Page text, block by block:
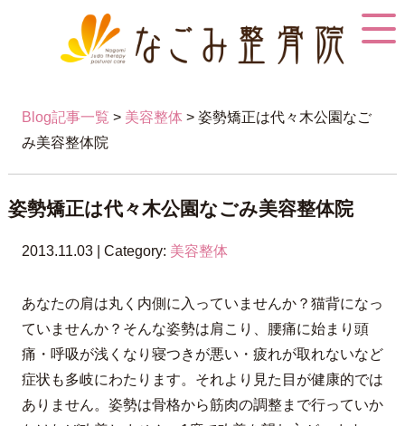
Blog記事一覧 > 美容整体> 姿勢矯正は代々木公園なご
み美容整体院
姿勢矯正は代々木公園なごみ美容整体院
2013.11.03 | Category: 美容整体
あなたの肩は丸く内側に入っていませんか？猫背になっ
ていませんか？そんな姿勢は肩こり、腰痛に始まり頭
痛・呼吸が浅くなり寝つきが悪い・疲れが取れないなど
症状も多岐にわたります。それより見た目が健康的では
ありません。姿勢は骨格から筋肉の調整まで行っていか